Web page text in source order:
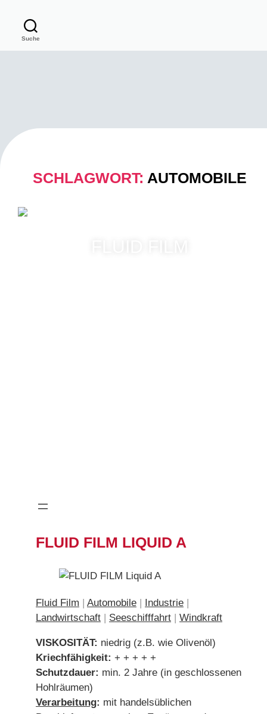
Suche
SCHLAGWORT: AUTOMOBILE
FLUID FILM LIQUID A
Fluid Film | Automobile | Industrie |
Landwirtschaft | Seeschifffahrt | Windkraft
VISKOSITÄT: niedrig (z.B. wie Olivenöl)
Kriechfähigkeit: + + + + +
Schutzdauer: min. 2 Jahre (in geschlossenen
Hohlräumen)
Verarbeitung: mit handelsüblichen